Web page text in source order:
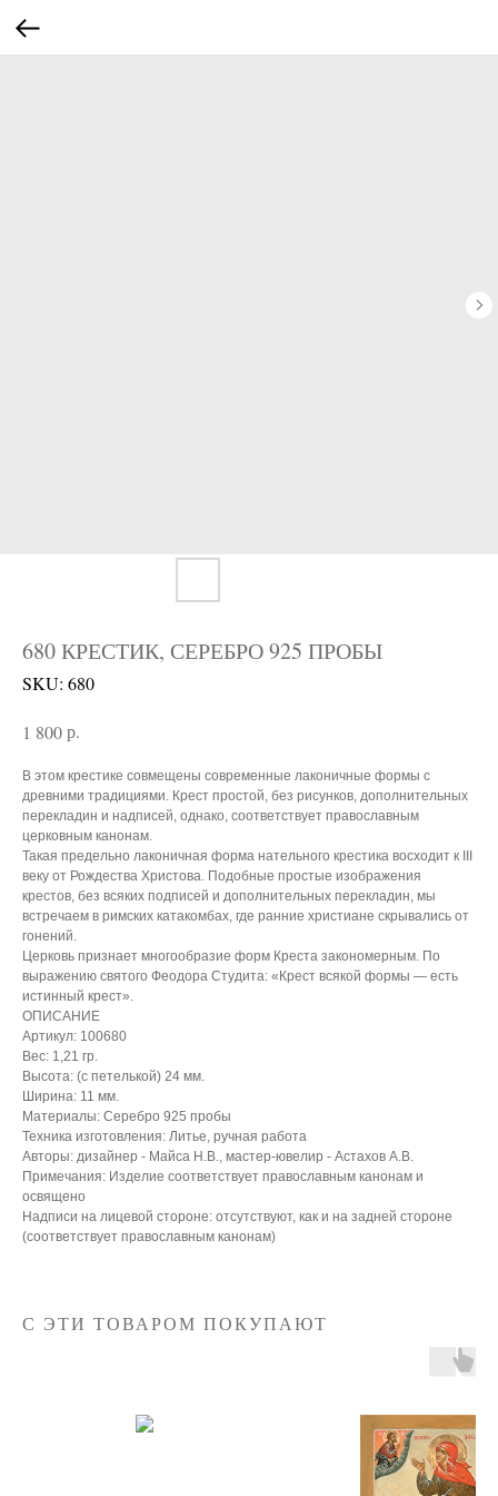
680 КРЕСТИК, СЕРЕБРО 925 ПРОБЫ
SKU: 680
1 800р.
В этом крестике совмещены современные лаконичные формы с
древними традициями. Крест простой, без рисунков, дополнительных
перекладин и надписей, однако, соответствует православным
церковным канонам.
Такая предельно лаконичная форма нательного крестика восходит к III
веку от Рождества Христова. Подобные простые изображения
крестов, без всяких подписей и дополнительных перекладин, мы
встречаем в римских катакомбах, где ранние христиане скрывались от
гонений.
Церковь признает многообразие форм Креста закономерным. По
выражению святого Феодора Студита: «Крест всякой формы — есть
истинный крест».
ОПИСАНИЕ
Артикул: 100680
Вес: 1,21 гр.
Высота: (с петелькой) 24 мм.
Ширина: 11 мм.
Материалы: Серебро 925 пробы
Техника изготовления: Литье, ручная работа
Авторы: дизайнер - Майса Н.В., мастер-ювелир - Астахов А.В.
Примечания: Изделие соответствует православным канонам и
освящено
Надписи на лицевой стороне: отсутствуют, как и на задней стороне
(соответствует православным канонам)
С ЭТИ ТОВАРОМ ПОКУПАЮТ